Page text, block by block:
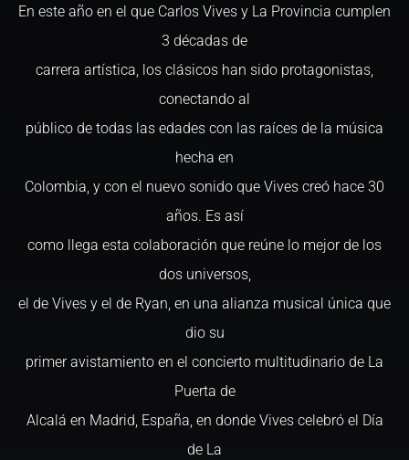
En este año en el que Carlos Vives y La Provincia cumplen
3 décadas de
carrera artística, los clásicos han sido protagonistas,
conectando al
público de todas las edades con las raíces de la música
hecha en
Colombia, y con el nuevo sonido que Vives creó hace 30
años. Es así
como llega esta colaboración que reúne lo mejor de los
dos universos,
el de Vives y el de Ryan, en una alianza musical única que
dio su
primer avistamiento en el concierto multitudinario de La
Puerta de
Alcalá en Madrid, España, en donde Vives celebró el Día
de La